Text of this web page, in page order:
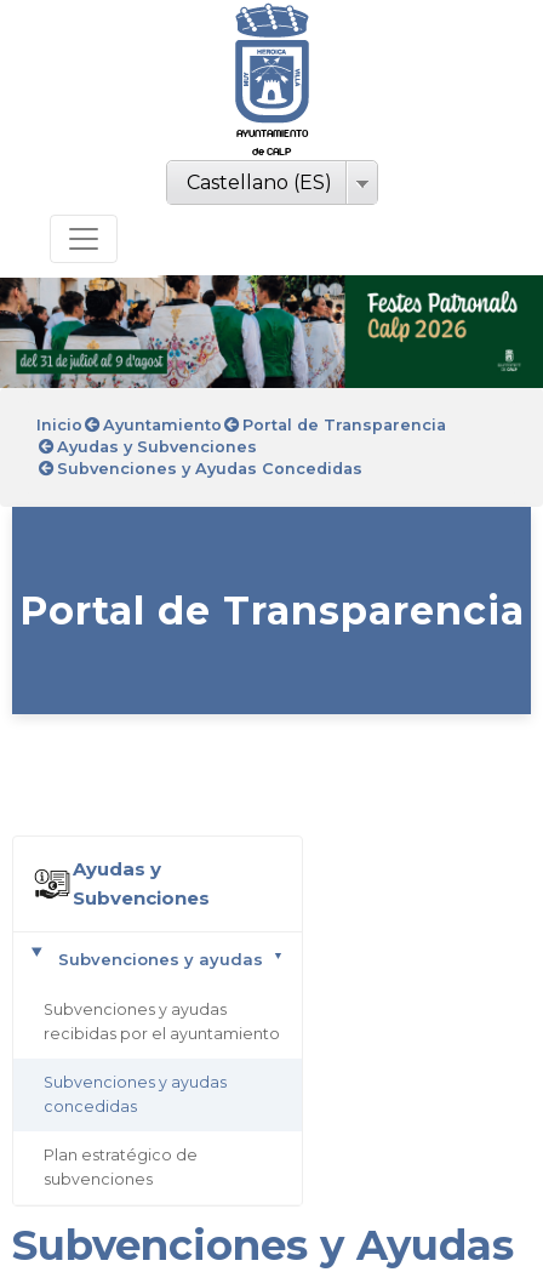
AYUNTAMIENTO
de CALP
Castellano (ES)
Inicio Ayuntamiento
Portal de Transparencia
Ayudas y Subvenciones
Subvenciones y Ayudas Concedidas
Portal de Transparencia
Ayudas y
Subvenciones
Subvenciones y ayudas
Subvenciones y ayudas
recibidas por el ayuntamiento
Subvenciones y ayudas
concedidas
Plan estratégico de
subvenciones
Subvenciones y Ayudas